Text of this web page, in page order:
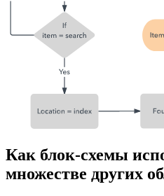
Как блок-схемы
множестве других